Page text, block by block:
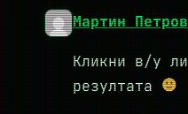
Мартин Петров
Кликни в/у
резултата